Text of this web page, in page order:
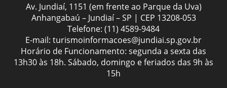
Av. Jundiaí, 1151 (em frente ao Parque da Uva)
Anhangabaú – Jundiaí – SP | CEP 13208-053
Telefone: (11) 4589-9484
E-mail: turismoinformacoes@jundiai.sp.gov.br
Horário de Funcionamento: segunda a sexta das
13h30 às 18h. Sábado, domingo e feriados das 9h às
15h